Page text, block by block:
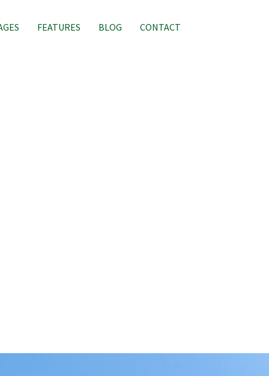
FEATURES BLOG CONTACT